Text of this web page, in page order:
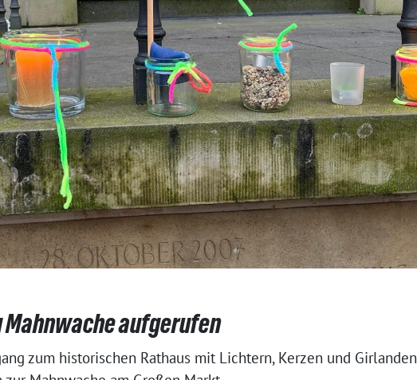
Mahnwache aufgerufen
zum historischen Rathaus mit Lichtern, Kerzen und Girlanden